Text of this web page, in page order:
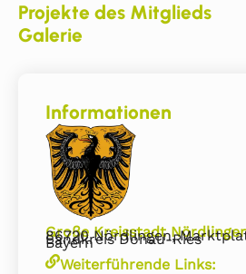
Projekte des Mitglieds
Galerie
Informationen
Große Kreisstadt
86720 Nördlingen,
Landkreis Donau-Ries
Bayern
Weiterführende Links: